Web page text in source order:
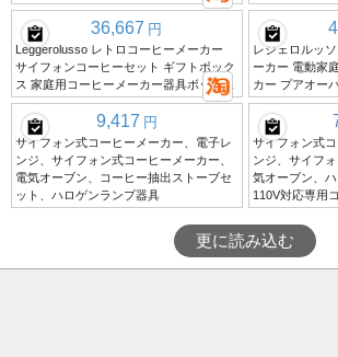
36,667 円
Leggerolusso レトロコーヒーメーカー
サイフォンコーヒーセット ギフトボック
ス 家庭用コーヒーメーカー器具ボックス
レジェロルッ
ーカー 電動家
カー プアオー
9,417 円
サイフォン式コーヒーメーカー、電子レ
ンジ、サイフォン式コーヒーメーカー、
電気オーブン、コーヒー抽出ストーブセ
ット、ハロゲンランプ器具
サイフォン式
ンジ、サイフ
気オーブン、ハ
110V対応専用
更に読み込む